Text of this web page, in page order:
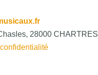
28000 CHARTRES